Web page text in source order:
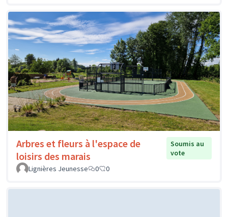
Arbres et fleurs à l'espace de
loisirs des marais
Soumis au
vote
Lignières Jeunesse
0 0